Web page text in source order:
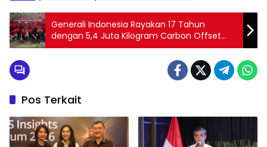
Generali Indonesia Rayakan 17 Tahun
dengan 5,4 Juta Kilogram Carbon Offset
dan Penanaman Ratusan Pohon
Pos Terkait